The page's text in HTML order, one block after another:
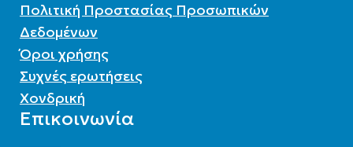
Πολιτική Προστασίας Προσωπικών
Δεδομένων
Όροι χρήσης
Συχνές ερωτήσεις
Χονδρική
Επικοινωνία